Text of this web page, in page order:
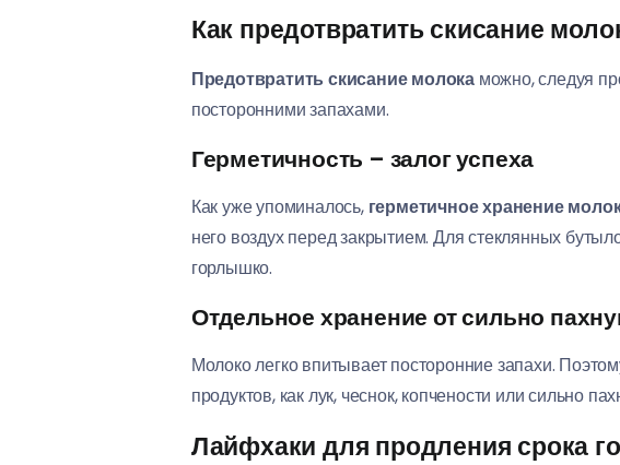
Как предотвратить скисание
Предотвратить скисание молокаможно, следуя
посторонними запахами.
Герметичность – залог успеха
Как уже упоминалось, герметичное хранение
него воздух перед закрытием. Для стеклянных
горлышко.
Отдельное хранение от сильно
Молоко легко впитывает посторонние запахи.
продуктов, как лук, чеснок, копчености или сильно
Лайфхаки для продления срока